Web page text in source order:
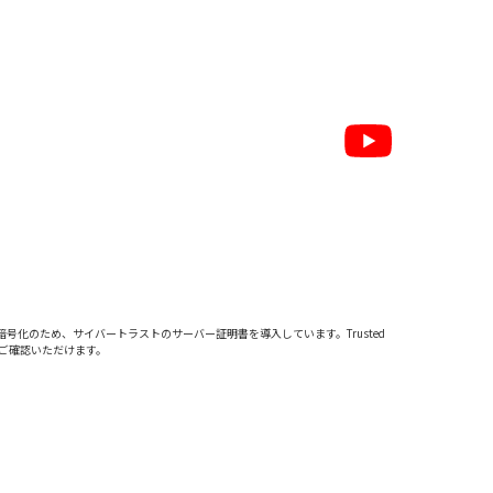
号化のため、サイバートラストのサーバー証明書を導入しています。Trusted
認いただけます。